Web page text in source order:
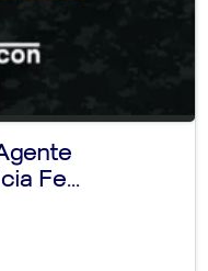
Fe...